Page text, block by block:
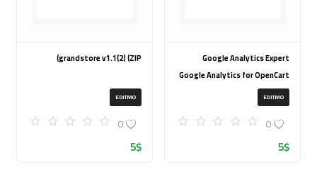
Google Analytics Expert
Google Analytics for OpenCart
(ZIP)
EDITMO
0
5$
grandstore v1.1(2) (ZIP)
EDITMO
0
5$